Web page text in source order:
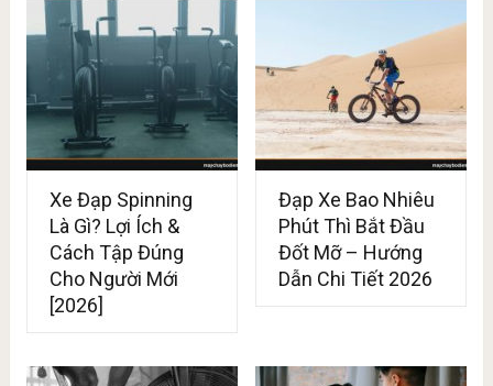
Xe Đạp Spinning
Là Gì? Lợi Ích &
Cách Tập Đúng
Cho Người Mới
[2026]
Đạp Xe Bao Nhiêu
Phút Thì Bắt Đầu
Đốt Mỡ – Hướng
Dẫn Chi Tiết 2026